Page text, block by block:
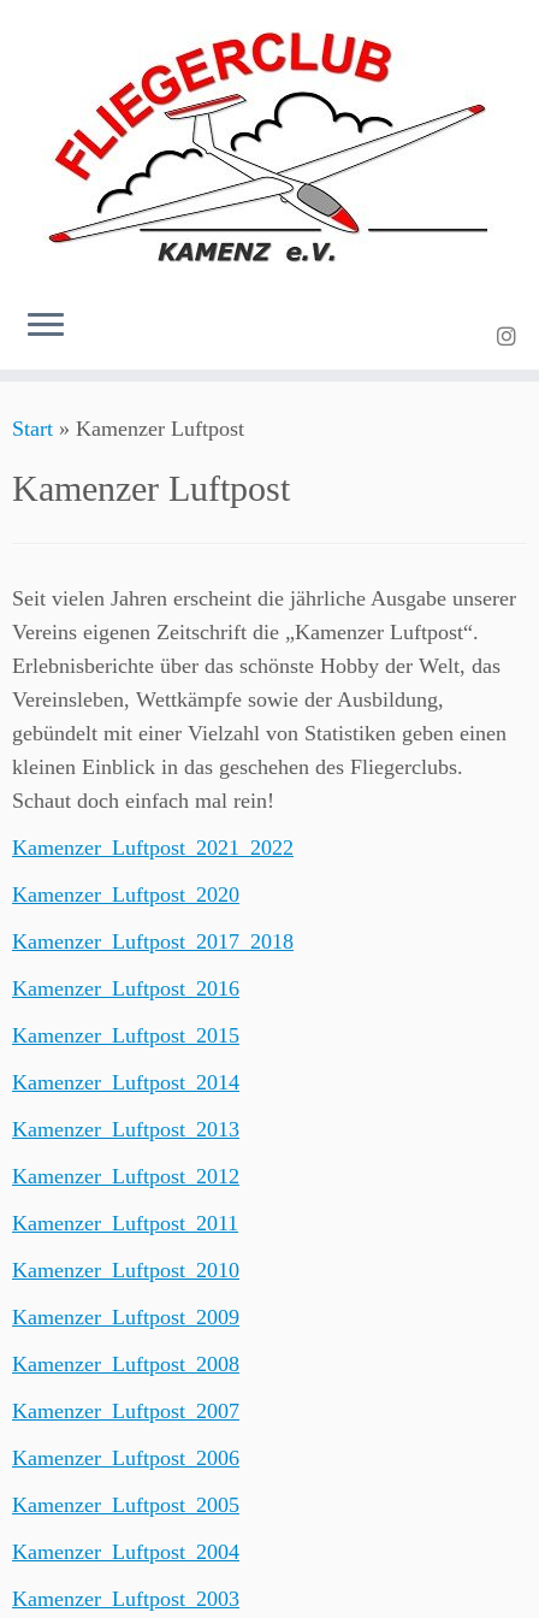
Inhalt
Start » Kamenzer Luftpost
Kamenzer Luftpost
Seit vielen Jahren erscheint die jährliche Ausgabe unserer
Vereins eigenen Zeitschrift die „Kamenzer Luftpost“.
Erlebnisberichte über das schönste Hobby der Welt, das
Vereinsleben, Wettkämpfe sowie der Ausbildung,
gebündelt mit einer Vielzahl von Statistiken geben einen
kleinen Einblick in das geschehen des Fliegerclubs.
Schaut doch einfach mal rein!
Kamenzer_Luftpost_2021_2022
Kamenzer_Luftpost_2020
Kamenzer_Luftpost_2017_2018
Kamenzer_Luftpost_2016
Kamenzer_Luftpost_2015
Kamenzer_Luftpost_2014
Kamenzer_Luftpost_2013
Kamenzer_Luftpost_2012
Kamenzer_Luftpost_2011
Kamenzer_Luftpost_2010
Kamenzer_Luftpost_2009
Kamenzer_Luftpost_2008
Kamenzer_Luftpost_2007
Kamenzer_Luftpost_2006
Kamenzer_Luftpost_2005
Kamenzer_Luftpost_2004
Kamenzer_Luftpost_2003